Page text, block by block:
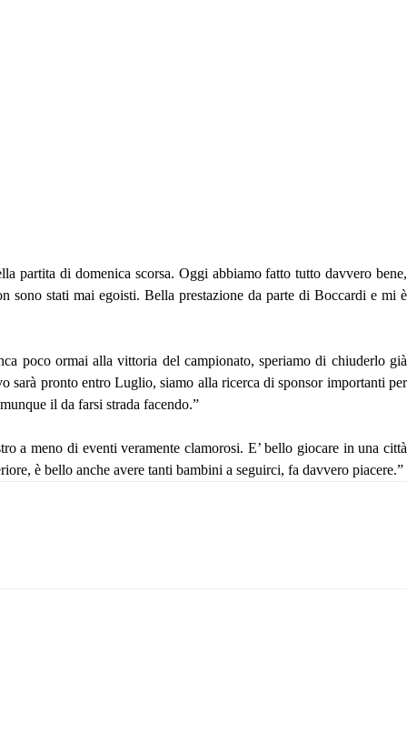
partita di domenica scorsa. Oggi abbiamo fatto tutto davvero bene,
sono stati mai egoisti. Bella prestazione da parte di Boccardi e mi è
poco ormai alla vittoria del campionato, speriamo di chiuderlo già
sarà pronto entro Luglio, siamo alla ricerca di sponsor importanti per
il da farsi strada facendo.”
a meno di eventi veramente clamorosi. E’ bello giocare in una città
è bello anche avere tanti bambini a seguirci, fa davvero piacere.”